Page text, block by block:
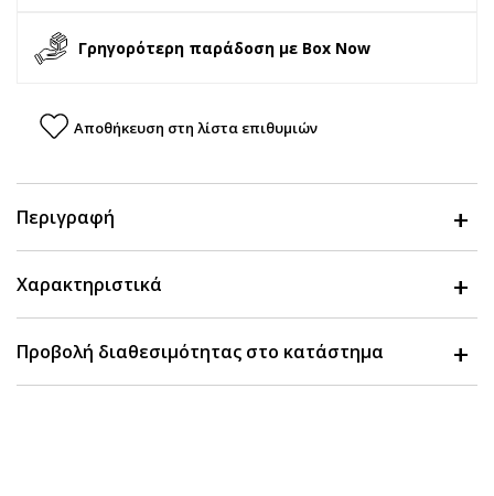
Γρηγορότερη παράδοση με Box Now
Αποθήκευση στη λίστα επιθυμιών
Περιγραφή
Χαρακτηριστικά
Προβολή διαθεσιμότητας στο κατάστημα